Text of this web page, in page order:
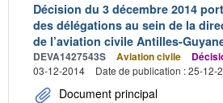
Décision du 3 décembre 2014
des délégations au sein de la
de l’aviation civile Antilles-
DEVA1427543S Aviation civile
03-12-2014
Date de publication : 25-12-
Document principal